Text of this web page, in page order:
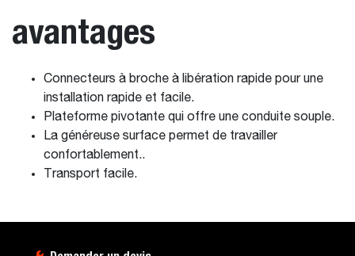
avantages
Connecteurs à broche à libération rapide pour une
installation rapide et facile.
Plateforme pivotante qui offre une conduite souple.
La généreuse surface permet de travailler
confortablement..
Transport facile.